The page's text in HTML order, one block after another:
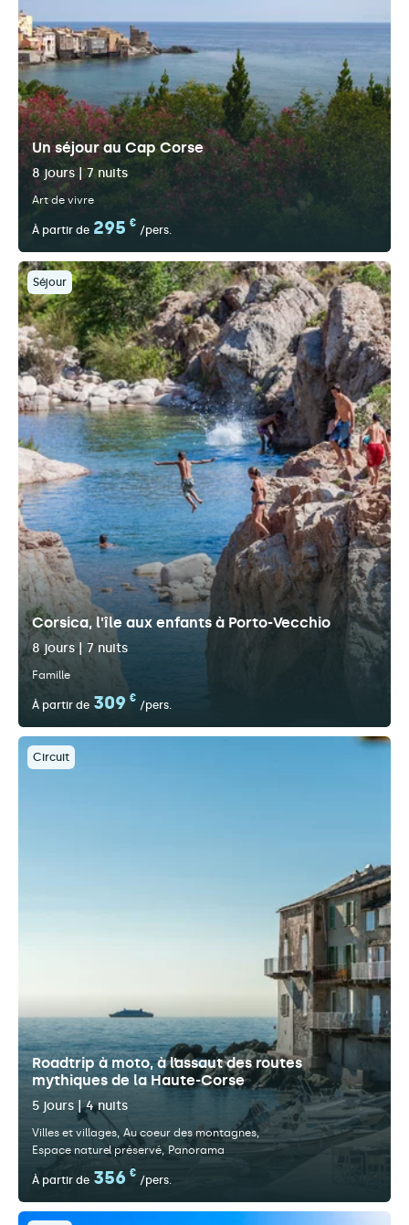
Un séjour au Cap Corse
8 jours | 7 nuits
Art de vivre
À partir de 295 €
/pers.
Séjour
Corsica, l'île aux enfants à Porto-Vecchio
8 jours | 7 nuits
Famille
À partir de 309 €
/pers.
Circuit
Roadtrip à moto, à l’assaut des routes
mythiques de la Haute-Corse
5 jours | 4 nuits
Villes et villages Au coeur des montagnes
Espace naturel préservé
Panorama
À partir de 356 €
/pers.